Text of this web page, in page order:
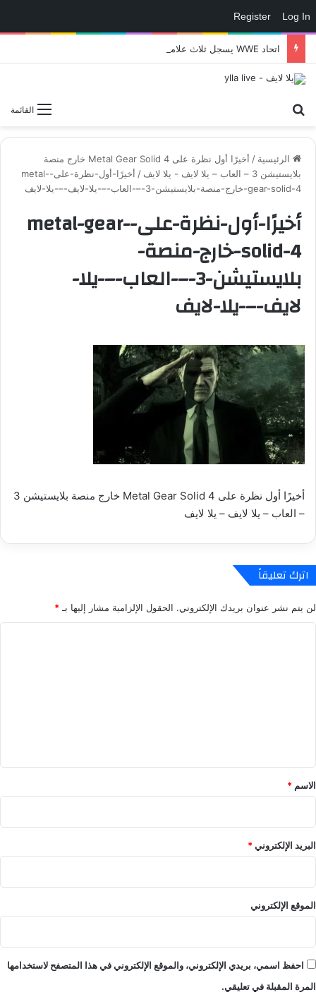
Log In
Register
القائمة
الرئيسية /
أخيرًا أول نظرة على Metal Gear Solid 4 خارج منصة
بلايستيشن 3 – العاب – يلا لايف - يلا لايف
/
أخيرًا-أول-نظرة-على-metal-
gear-solid-4-خارج-منصة-بلايستيشن-3-–-العاب-–-يلا-لايف-–-يلا-لايف
أخيرًا-أول-نظرة-على-metal-gear-
solid-4-خارج-منصة-
بلايستيشن-3-–-العاب-–-يلا-
لايف-–-يلا-لايف
أخيرًا أول نظرة على Metal Gear Solid 4 خارج منصة بلايستيشن 3
– العاب – يلا لايف – يلا لايف
اترك تعليقاً
لن يتم نشر عنوان بريدك الإلكتروني. الحقول الإلزامية مشار إليها بـ *
*
الاسم *
البريد الإلكتروني*
الموقع الإلكتروني
احفظ اسمي، بريدي الإلكتروني، والموقع الإلكتروني في هذا المتصفح لاستخدامها
المرة المقبلة في تعليقي.